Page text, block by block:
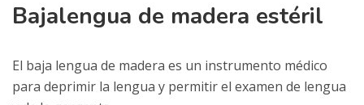
Bajalengua de madera estéril
El baja lengua de madera es un instrumento médico
para deprimir la lengua y permitir el examen de lengua